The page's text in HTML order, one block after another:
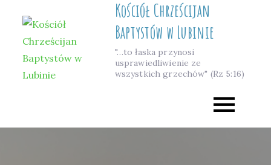
content
Kościół Chrześcijan
Baptystów w Lubinie
"…to łaska przynosi
usprawiedliwienie ze
wszystkich grzechów" (Rz 5:16)